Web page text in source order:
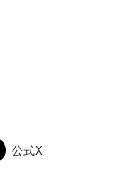
公式X